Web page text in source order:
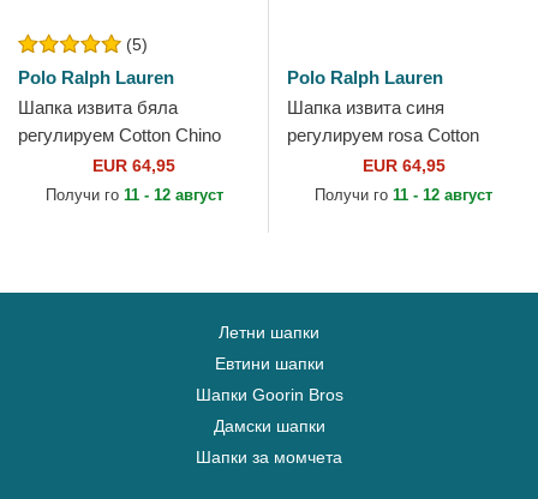
(5)
Polo Ralph Lauren
Шапка извита бяла
регулируем Cotton Chino
Classic Sport от Polo Ralph
Lauren
EUR 64,95
Получи го 11 - 12 август
Polo Ralph Lauren
Шапка извита синя
регулируем rosa Cotton
Chino Classic Sport от Polo
Ralph Lauren
EUR 64,95
Получи го 11 - 12 август
Летни шапки
Евтини шапки
Шапки Goorin Bros
Дамски шапки
Шапки за момчета